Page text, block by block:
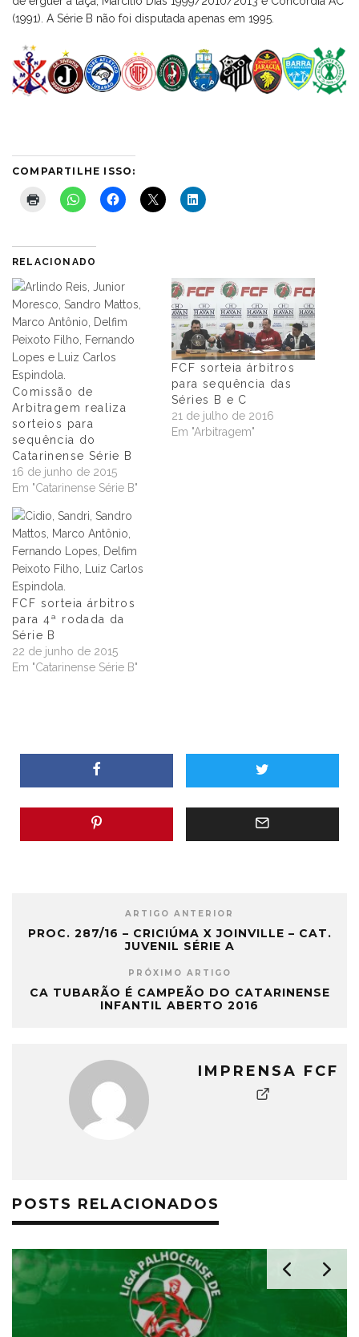
(1991). A Série B não foi disputada apenas em 1995.
COMPARTILHE ISSO:
RELACIONADO
Comissão de
Arbitragem realiza
sorteios para
sequência do
Catarinense Série B
16 de junho de 2015
Em "Catarinense Série B"
FCF sorteia árbitros
para sequência das
Séries B e C
21 de julho de 2016
Em "Arbitragem"
FCF sorteia árbitros
para 4ª rodada da
Série B
22 de junho de 2015
Em "Catarinense Série B"
ARTIGO ANTERIOR
PROC. 287/16 – CRICIÚMA X JOINVILLE – CAT.
JUVENIL SÉRIE A
PRÓXIMO ARTIGO
CA TUBARÃO É CAMPEÃO DO CATARINENSE
INFANTIL ABERTO 2016
IMPRENSA FCF
POSTS RELACIONADOS